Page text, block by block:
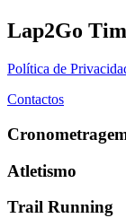
Lap2Go
Política de
Contactos
Atletismo
Trail Running